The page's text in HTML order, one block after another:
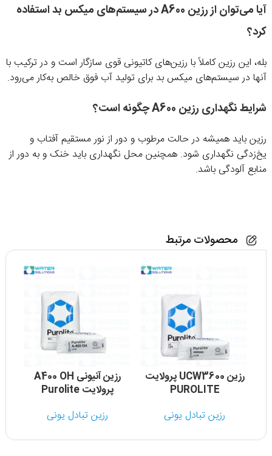
آیا می‌توان از رزین A600 در سیستم‌های میکس بد استفاده
کرد؟
بله، این رزین کاملاً با رزین‌های کاتیونی قوی سازگار است و در ترکیب با
آنها در سیستم‌های میکس بد برای تولید آب فوق خالص به‌کار می‌رود.
شرایط نگهداری رزین A600 چگونه است؟
رزین باید همیشه در حالت مرطوب و دور از نور مستقیم آفتاب و
یخ‌زدگی نگهداری شود. همچنین محل نگهداری باید خنک و به دور از
منابع آلودگی باشد.
محصولات مرتبط
رزین UCW3600 پرولایت
PUROLITE
رزین تبادل یونی
رزین آنیونی A400 OH
پرولایت Purolite
رزین تبادل یونی